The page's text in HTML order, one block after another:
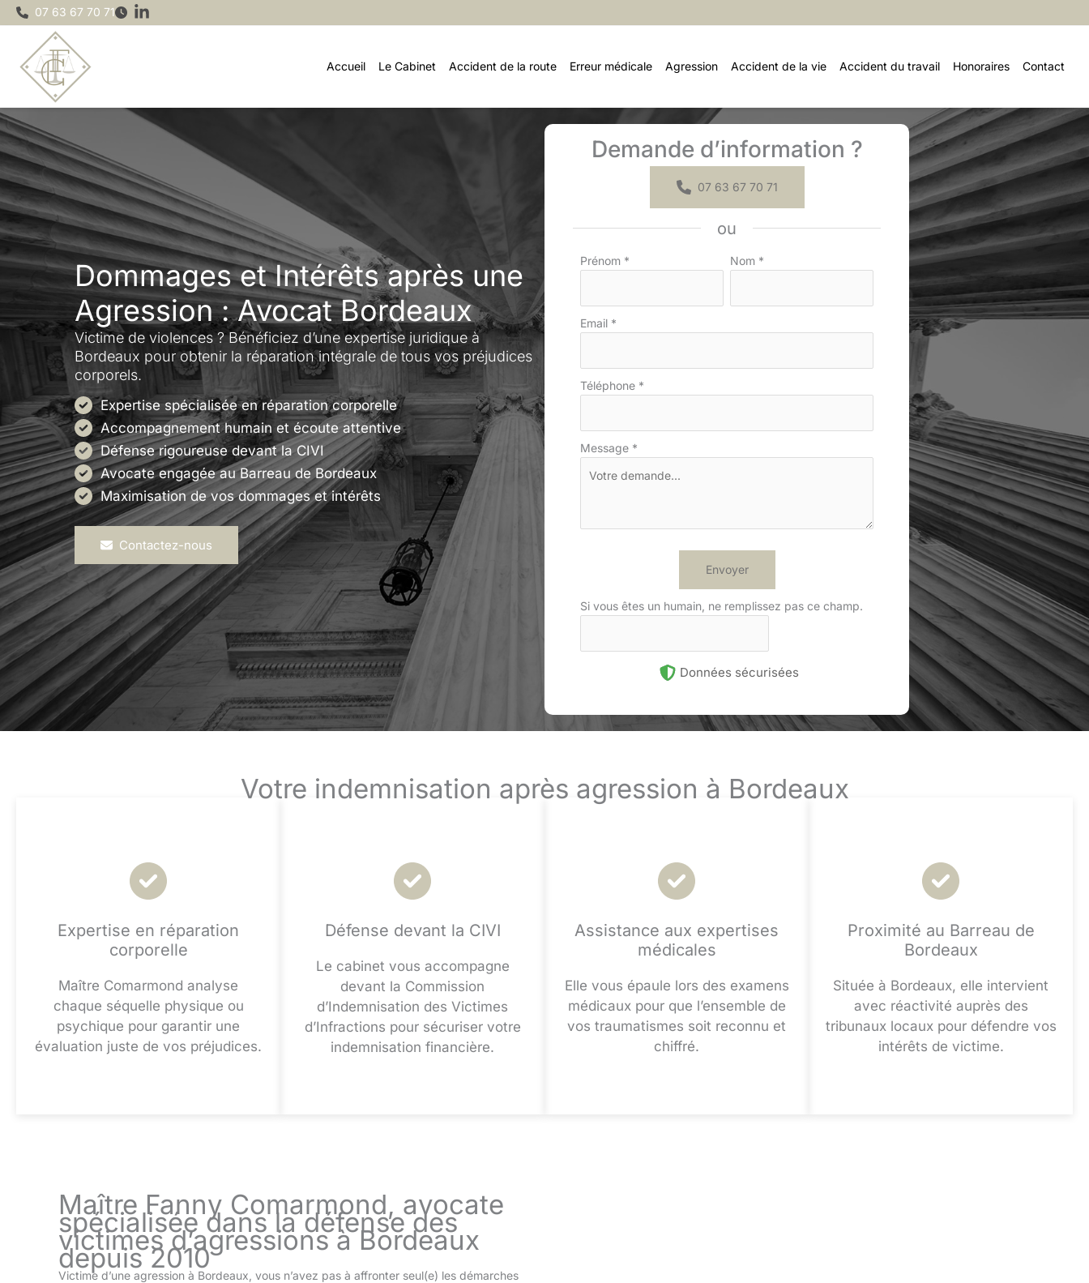
Aller
au
contenu
07 63 67 70 71
Accueil Le Cabinet Accident de la route Erreur médicale Agression Accident de la vie Accident du travail Honoraires Contact
Dommages et Intérêts après une
Agression : Avocat Bordeaux
Victime de violences ? Bénéficiez d’une expertise juridique à
Bordeaux pour obtenir la réparation intégrale de tous vos préjudices
corporels.
Expertise spécialisée en réparation corporelle
Accompagnement humain et écoute attentive
Défense rigoureuse devant la CIVI
Avocate engagée au Barreau de Bordeaux
Maximisation de vos dommages et intérêts
Contactez-nous
Demande d’information ?
07 63 67 70 71
ou
Formulaire
Prénom * Nom *
Email *
Téléphone *
Message *
Envoyer
Si vous êtes un humain, ne remplissez pas ce champ.
Données sécurisées
Votre indemnisation après agression à Bordeaux
Expertise en réparation
corporelle
Maître Comarmond analyse
chaque séquelle physique ou
psychique pour garantir une
évaluation juste de vos préjudices.
Défense devant la CIVI
Le cabinet vous accompagne
devant la Commission
d’Indemnisation des Victimes
d’Infractions pour sécuriser votre
indemnisation financière.
Assistance aux expertises
médicales
Elle vous épaule lors des examens
médicaux pour que l’ensemble de
vos traumatismes soit reconnu et
chiffré.
Proximité au Barreau de
Bordeaux
Située à Bordeaux, elle intervient
avec réactivité auprès des
tribunaux locaux pour défendre vos
intérêts de victime.
Maître Fanny Comarmond, avocate
spécialisée dans la défense des
victimes d’agressions à Bordeaux
depuis 2010
Victime d’une agression à Bordeaux, vous n’avez pas à affronter seul(e) les démarches